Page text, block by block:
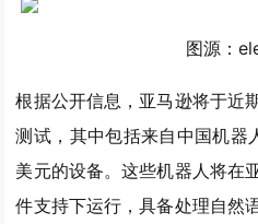
图源：
根据公开信息，亚马逊将于近
测试，其中包括来自中国机器
美元的设备。这些机器人将在
件支持下运行，具备处理自然